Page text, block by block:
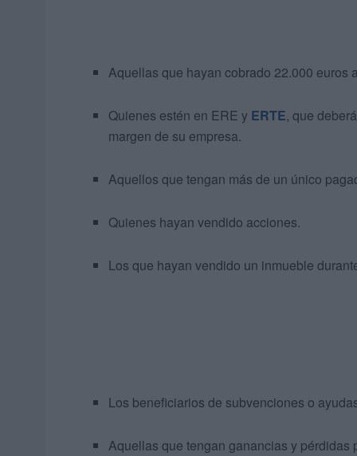
Aquellas que hayan cobrado 22.000 euros
Quienes estén en ERE y ERTE, que
margen de su empresa.
Aquellos que tengan más de un único
Quienes hayan vendido acciones.
Los que hayan vendido un inmueble
Los beneficiarios de subvenciones o
Aquellas que tengan ganancias y pérdidas